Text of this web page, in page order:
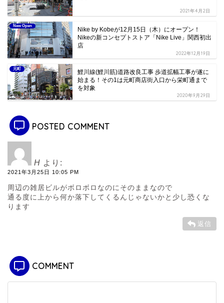
2021年4月2日
New Open
Nike by Kobeが12月15日（木）にオープン！
Nikeの新コンセプトストア「Nike Live」関西初出
店
2022年12月19日
元町
鯉川線(鯉川筋)道路改良工事 歩道拡幅工事が遂に
始まる！その1は元町商店街入口から栄町通まで
を対象
2020年9月29日
POSTED COMMENT
H より:
2021年3月25日 10:05 PM
周辺の雑居ビルがボロボロなのにそのままなので
通る度に上から何か落下してくるんじゃないかと少し恐くな
ります
返信
COMMENT